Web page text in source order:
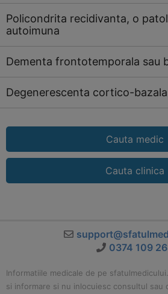
Policondrita recidivanta, o
autoimuna
Dementa frontotemporala sau
Degenerescenta cortico-bazala
Cauta medic
Cauta clinica
0374 109
Informatiile medicale de pe
si informare si nu inlocuiesc consultul sau